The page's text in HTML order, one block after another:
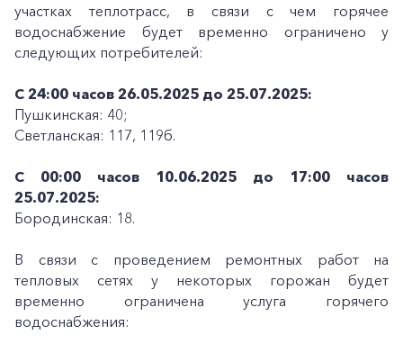
участках теплотрасс, в связи с чем горячее
водоснабжение будет временно ограничено у
следующих потребителей:
С 24:00 часов 26.05.2025 до 25.07.2025:
Пушкинская: 40;
Светланская: 117, 119б.
С 00:00 часов 10.06.2025 до 17:00 часов
25.07.2025:
Бородинская: 18.
В связи с проведением ремонтных работ на
тепловых сетях у некоторых горожан будет
временно ограничена услуга горячего
водоснабжения: